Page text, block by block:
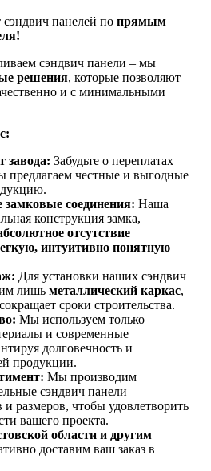
панелей по прямым
сэндвич панели – мы
решения, которые позволяют
и с минимальными
завода: Забудьте о переплатах
предлагаем честные и выгодные
соединения: Наша
конструкция замка,
отсутствие
интуитивно понятную
Для установки наших сэндвич
лишь металлический каркас,
сроки строительства.
Мы используем только
и современные
долговечность и
продукции.
Мы производим
сэндвич панели
размеров, чтобы удовлетворить
вашего проекта.
области и другим
доставим ваш заказ в